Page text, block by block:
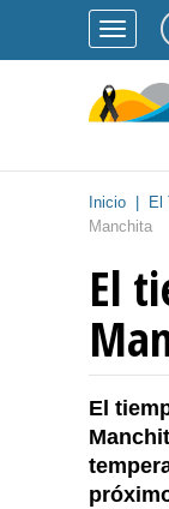
Inicio El
Manchita
El
El